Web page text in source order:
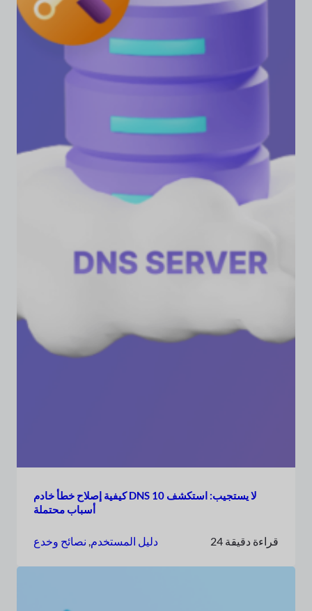
كيفية إصلاح خطأ خادم DNS لا يستجيب: استكشف 10
أسباب محتملة
دليل المستخدم نصائح وخدع 24 قراءة دقيقة